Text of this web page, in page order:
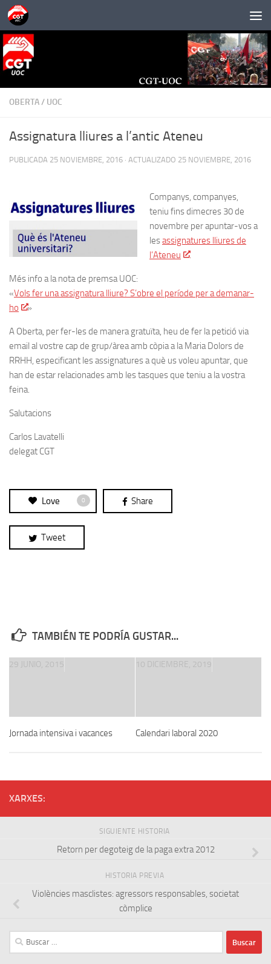
Saltar al contenido
OBERTA/ UOC
Assignatura lliures a l’antic Ateneu
PUBLICADA 25 NOVIEMBRE, 2016 · ACTUALIZADO 25 NOVIEMBRE, 2016
Companys, companyes,
teniu fins dimecres 30 de
novembre per apuntar-vos a
lesassignatures lliures de
l’Ateneu
.
Més info a la nota de premsa UOC:
«Vols fer una assignatura lliure? S’obre el període per a demanar-
ho
»
A Oberta, per fer-les de manera gratuïta, heu de fer la petició via
email al vostre cap de grup/àrea amb còpia a la Maria Dolors de
RRHH, especificant les assignatures a què us voleu apuntar, que
han de estar relacionades amb les tasques que teniu a la vostra
feina.
Salutacions
Carlos Lavatelli
delegat CGT
Love 0 Share
Tweet
TAMBIÉN TE PODRÍA GUSTAR...
Jornada intensiva i vacances
29 JUNIO, 2015
Calendari laboral 2020
10 DICIEMBRE, 2019
XARXES:
SIGUIENTE HISTORIA
Retorn per degoteig de la paga extra 2012
HISTORIA PREVIA
Violències masclistes: agressors responsables, societat
còmplice
Buscar: